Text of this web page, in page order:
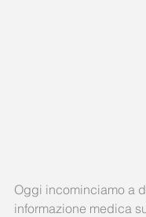
Oggi incominciamo a
informazione medica